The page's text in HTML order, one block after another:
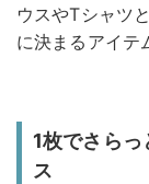
ウスやTシャツ
に決まるアイテ
1枚でさら
ス